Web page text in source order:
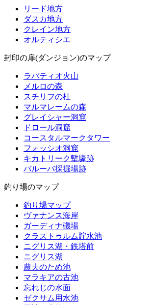
リード地方
ダスカ地方
クレイン地方
オルティシエ
封印の扉(ダンジョン)のマップ
ラバティオ火山
メルロの森
スチリフの杜
マルマレームの森
グレイシャー洞窟
ドロール洞窟
コースタルマークタワー
フォッシオ洞窟
キカトリーク塹壕跡
バルーバ採掘場跡
釣り場のマップ
釣り場マップ
ヴァナンス海岸
ガーディナ磯場
クラストゥルム貯水池
ニグリス湖・鉄塔前
ニグリス湖
農夫のため池
マラキアの古池
忘れじの水面
ゼクサム用水池